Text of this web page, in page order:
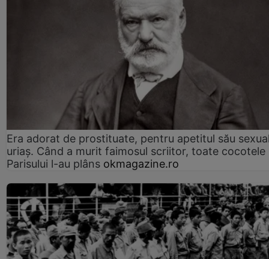
Era adorat de prostituate, pentru apetitul său
uriaș. Când a murit faimosul scriitor, toate cocotele
Parisului l-au plâns okmagazine.ro